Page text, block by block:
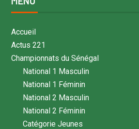
Accueil
Actus 221
Championnats du Sénégal
National 1 Masculin
National 1 Féminin
National 2 Masculin
National 2 Féminin
Catégorie Jeunes